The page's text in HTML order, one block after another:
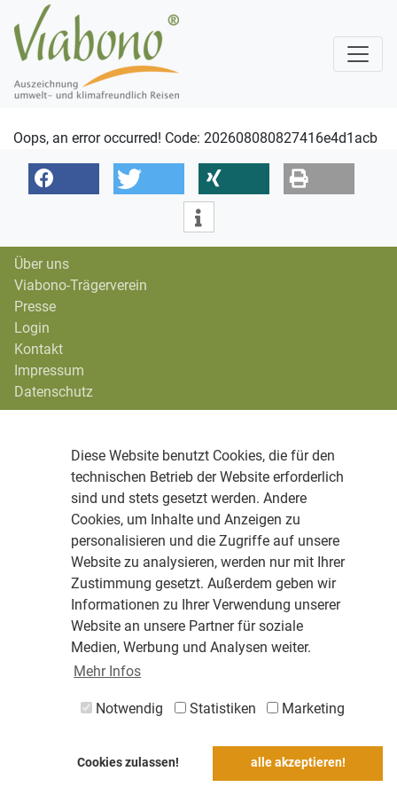
Diese Website benutzt Cookies, die für den
technischen Betrieb der Website erforderlich
sind und stets gesetzt werden. Andere
Cookies, um Inhalte und Anzeigen zu
personalisieren und die Zugriffe auf unsere
Website zu analysieren, werden nur mit Ihrer
Zustimmung gesetzt. Außerdem geben wir
Informationen zu Ihrer Verwendung unserer
Website an unsere Partner für soziale
Medien, Werbung und Analysen weiter.
Mehr Infos
Notwendig Statistiken Marketing
Cookies zulassen! alle akzeptieren!
Oops, an error occurred! Code: 202608080827416e4d1acb
Über uns
Viabono-Trägerverein
Presse
Login
Kontakt
Impressum
Datenschutz